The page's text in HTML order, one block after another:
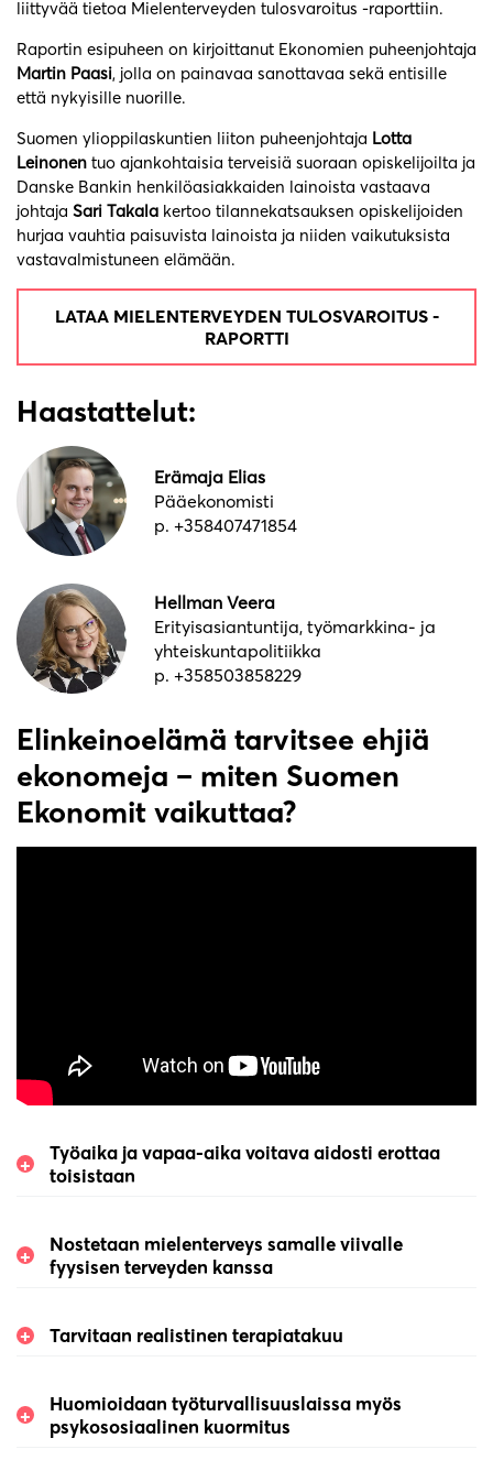
liittyvää tietoa Mielenterveyden tulosvaroitus -raporttiin.
Raportin esipuheen on kirjoittanut Ekonomien puheenjohtaja
Martin Paasi, jolla on painavaa sanottavaa sekä entisille
että nykyisille nuorille.
Suomen ylioppilaskuntien liiton puheenjohtaja Lotta
Leinonen tuo ajankohtaisia terveisiä suoraan opiskelijoilta ja
Danske Bankin henkilöasiakkaiden lainoista vastaava
johtaja Sari Takala kertoo tilannekatsauksen opiskelijoiden
hurjaa vauhtia paisuvista lainoista ja niiden vaikutuksista
vastavalmistuneen elämään.
LATAA MIELENTERVEYDEN TULOSVAROITUS -
RAPORTTI
Haastattelut:
Erämaja Elias
Pääekonomisti
p. +358407471854
Hellman Veera
Erityisasiantuntija, työmarkkina- ja
yhteiskuntapolitiikka
p. +358503858229
Elinkeinoelämä tarvitsee ehjiä
ekonomeja – miten Suomen
Ekonomit vaikuttaa?
Työaika ja vapaa-aika voitava aidosti erottaa
toisistaan
Nostetaan mielenterveys samalle viivalle
fyysisen terveyden kanssa
Tarvitaan realistinen terapiatakuu
Huomioidaan työturvallisuuslaissa myös
psykososiaalinen kuormitus